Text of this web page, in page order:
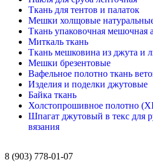
Ткань для тентов и палаток
Мешки холщовые
Ткань упаковочная мешочная
Миткаль ткань
Ткань мешковина из джута и
Мешки брезентовые
Вафельное полотно ткань
Изделия и поделки джутовые
Байка ткань
Холстопрошивное полотно
Шпагат джутовый в текс для
вязания
8 (903) 778-01-07